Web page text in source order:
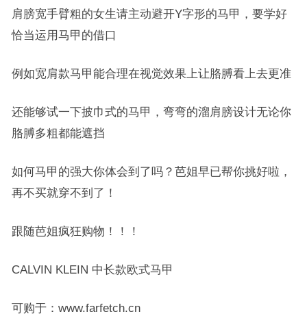
肩膀宽手臂粗的女生请主动避开Y字形的马甲，要学好
恰当运用马甲的借口
例如宽肩款马甲能合理在视觉效果上让胳膊看上去更准
还能够试一下披巾式的马甲，弯弯的溜肩膀设计无论你
胳膊多粗都能遮挡
如何马甲的强大你体会到了吗？芭姐早已帮你挑好啦，
再不买就穿不到了！
跟随芭姐疯狂购物！！！
CALVIN KLEIN 中长款欧式马甲
可购于：www.farfetch.cn